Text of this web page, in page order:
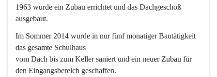
1963 wurde ein Zubau errichtet und das Dachgeschoß
ausgebaut.
Im Sommer 2014 wurde in nur fünf monatiger Bautätigkeit
das gesamte Schulhaus
vom Dach bis zum Keller saniert und ein neuer Zubau für
den Eingangsbereich geschaffen.